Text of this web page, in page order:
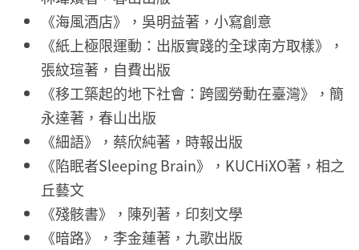
《海風酒店》，吳明益著，小寫創意
《紙上極限運動：出版實踐的全球南方取樣》，
張紋瑄著，自費出版
《移工築起的地下社會：跨國勞動在臺灣》，簡
永達著，春山出版
《細語》，蔡欣純著，時報出版
《陷眠者Sleeping Brain》，KUCHiXO著，相之
丘藝文
《殘骸書》，陳列著，印刻文學
《暗路》，李金蓮著，九歌出版